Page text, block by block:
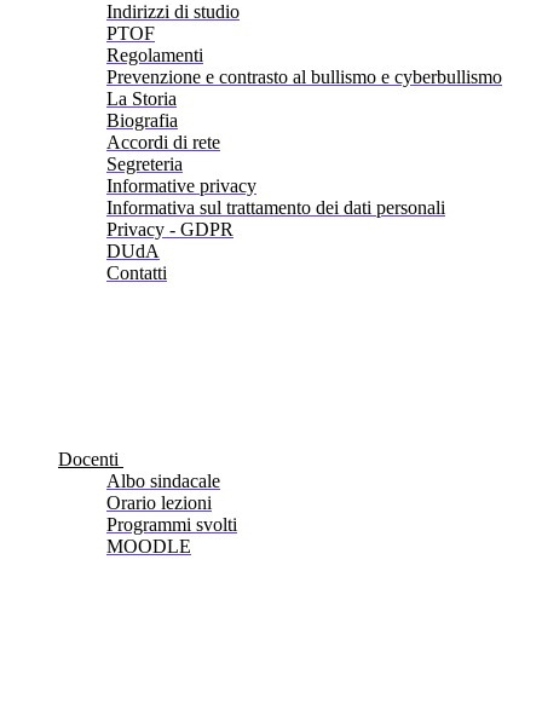
Indirizzi di studio
PTOF
Regolamenti
Prevenzione e contrasto al bullismo e cyberbullismo
La Storia
Biografia
Accordi di rete
Segreteria
Informative privacy
Informativa sul trattamento dei dati personali
Privacy - GDPR
DUdA
Contatti
Docenti
Albo sindacale
Orario lezioni
Programmi svolti
MOODLE